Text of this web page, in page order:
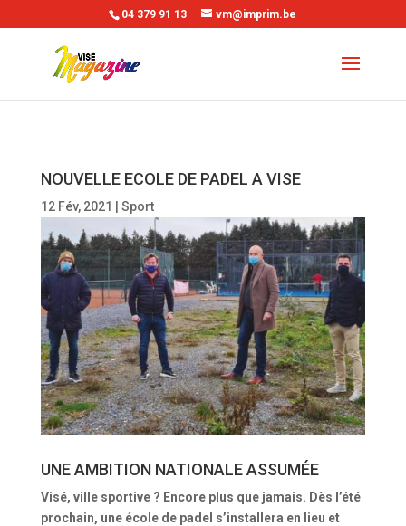
04 379 91 13 vm@imprim.be
NOUVELLE ECOLE DE PADEL A VISE
12 Fév, 2021 Sport
UNE AMBITION NATIONALE ASSUMÉE
Visé, ville sportive ? Encore plus que jamais. Dès l’été
prochain, une école de padel s’installera en lieu et